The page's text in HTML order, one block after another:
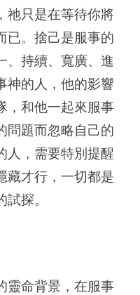
祂只是在等待你將
已。捨己是服事的
、持續、寬廣、進
神的人，他的影響
，和他一起來服事
問題而忽略自己的
人，需要特別提醒
藏才行，一切都是
探。
靈命背景，在服事